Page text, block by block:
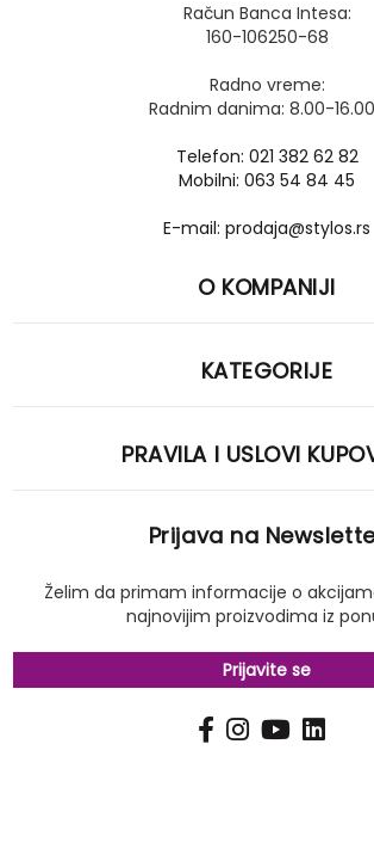
Račun Banca Intesa:
160-106250-68
Radno vreme:
Radnim danima: 8.00-
Telefon: 021 382 62 82
Mobilni: 063 54 84 45
E-mail: prodaja@stylos.rs
O KOMPANIJI
KATEGORIJE
PRAVILA I USLOVI
Prijava na
Želim da primam informacije o
najnovijim proizvodima iz
Prijavite se